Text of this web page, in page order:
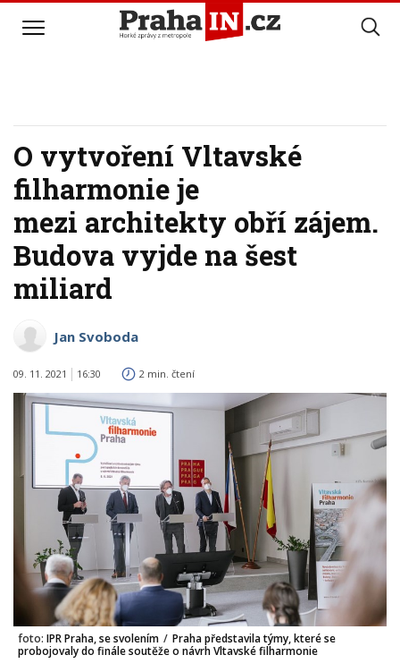
O vytvoření Vltavské
filharmonie je
mezi architekty obří zájem.
Budova vyjde na šest
miliard
Jan Svoboda
09. 11. 2021 16:30 2 min. čtení
foto: IPR Praha, se svolením / Praha představila týmy, které se
probojovaly do finále soutěže o návrh Vltavské filharmonie